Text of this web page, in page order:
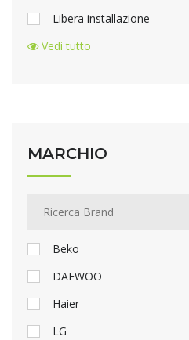
Libera installazione
Vedi tutto
MARCHIO
Beko
DAEWOO
Haier
LG